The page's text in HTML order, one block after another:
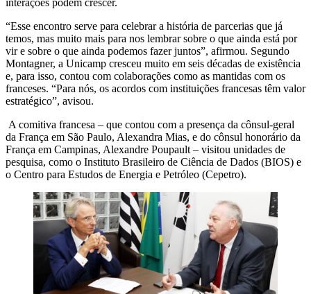
interações podem crescer.
“Esse encontro serve para celebrar a história de parcerias que já
temos, mas muito mais para nos lembrar sobre o que ainda está por
vir e sobre o que ainda podemos fazer juntos”, afirmou. Segundo
Montagner, a Unicamp cresceu muito em seis décadas de existência
e, para isso, contou com colaborações como as mantidas com os
franceses. “Para nós, os acordos com instituições francesas têm valor
estratégico”, avisou.
A comitiva francesa – que contou com a presença da cônsul-geral
da França em São Paulo, Alexandra Mias, e do cônsul honorário da
França em Campinas, Alexandre Poupault – visitou unidades de
pesquisa, como o Instituto Brasileiro de Ciência de Dados (BIOS) e
o Centro para Estudos de Energia e Petróleo (Cepetro).